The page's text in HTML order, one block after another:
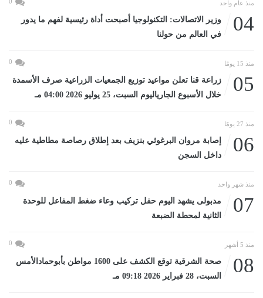
منذ عام واحد
04
وزير الاتصالات: التكنولوجيا أصبحت أداة رئيسية لفهم ما يدور
في العالم من حولنا
منذ 15 يومًا 0
05
زراعة قنا تعلن مواعيد توزيع الجمعيات الزراعية صرف الأسمدة
خلال الأسبوع الجارياليوم السبت، 25 يوليو 2026 04:00 مـ
منذ 27 يومًا 0
06
إصابة مروان البرغوثي بنزيف بعد إطلاق رصاصة مطاطية عليه
داخل السجن
منذ شهر واحد 0
07
مدبولى يشهد اليوم حفل تركيب وعاء ضغط المفاعل للوحدة
الثانية لمحطة الضبعة
منذ 5 أشهر 0
08
صحة الشرقية توقع الكشف على 1600 مواطن بأبوحمادالأمس
السبت، 28 فبراير 2026 09:18 مـ